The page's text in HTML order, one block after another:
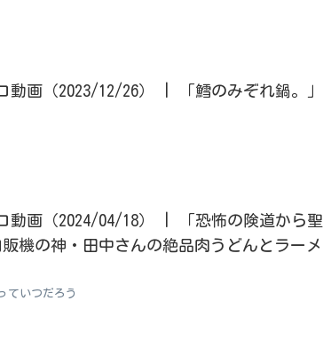
動画（2023/12/26） | 「鱈のみぞれ鍋。」
動画（2024/04/18） | 「恐怖の険道から聖
機の神・田中さんの絶品肉うどんとラーメ
ていつだろう